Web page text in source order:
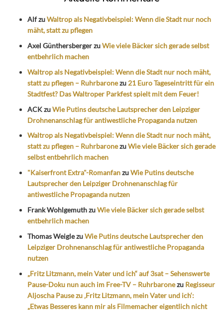
AlfzuWaltrop als Negativbeispiel: Wenn die Stadt nur noch
mäht, statt zu pflegen
Axel GünthersbergerzuWie viele Bäcker sich gerade selbst
entbehrlich machen
Waltrop als Negativbeispiel: Wenn die Stadt nur noch mäht,
statt zu pflegen – Ruhrbaronezu 21 Euro Tageseintritt für ein
Stadtfest? Das Waltroper Parkfest spielt mit dem Feuer!
ACKzuWie Putins deutsche Lautsprecher den Leipziger
Drohnenanschlag für antiwestliche Propaganda nutzen
Waltrop als Negativbeispiel: Wenn die Stadt nur noch mäht,
statt zu pflegen – RuhrbaronezuWie viele Bäcker sich gerade
selbst entbehrlich machen
"Kaiserfront Extra"-RomanfanzuWie Putins deutsche
Lautsprecher den Leipziger Drohnenanschlag für
antiwestliche Propaganda nutzen
Frank WohlgemuthzuWie viele Bäcker sich gerade selbst
entbehrlich machen
Thomas WeiglezuWie Putins deutsche Lautsprecher den
Leipziger Drohnenanschlag für antiwestliche Propaganda
nutzen
„Fritz Litzmann, mein Vater und ich“ auf 3sat – Sehenswerte
Pause-Doku nun auch im Free-TV – Ruhrbaronezu Regisseur
Aljoscha Pause zu ‚Fritz Litzmann, mein Vater und ich‘:
„Etwas Besseres kann mir als Filmemacher eigentlich nicht